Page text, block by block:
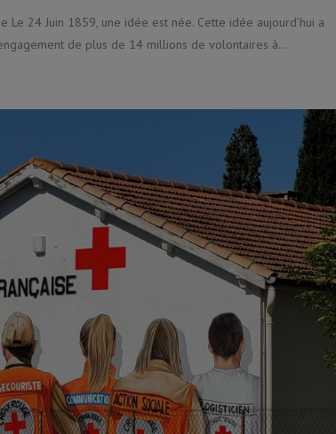
24 Juin 1859, une idée est née. Cette idée aujourd’hui a
de plus de 14 millions de volontaires à...